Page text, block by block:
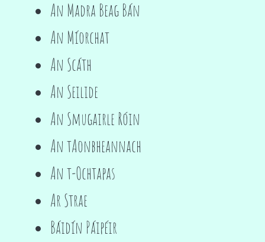
An Madra Beag Bán
An Míorchat
An Scáth
An Seilide
An Smugairle Róin
An tAonbheannach
An t-Ochtapas
Ar Strae
Báidín Páipéir